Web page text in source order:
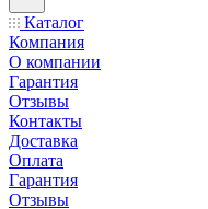
Каталог
Компания
О компании
Гарантия
Отзывы
Контакты
Доставка
Оплата
Гарантия
Отзывы